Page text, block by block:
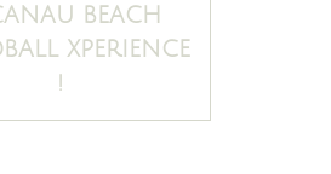
BEACH
XPERIENCE
!